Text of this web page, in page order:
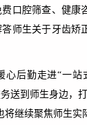
口腔筛查、健康
师生关于牙齿矫
心后勤走进“一站
送到师生身边，
将继续聚焦师生实